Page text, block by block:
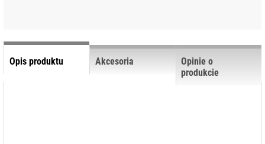
Opis produktu Akcesoria
Opinie o
produkcie
PŁYTKI
KLAMRY I